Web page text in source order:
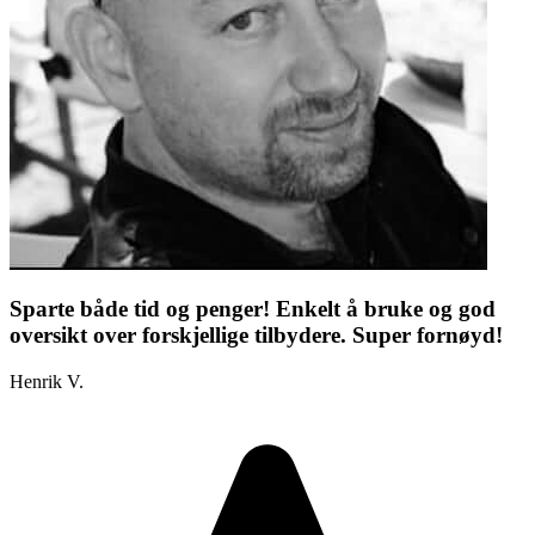
Sparte både tid og penger! Enkelt å bruke og god
oversikt over forskjellige tilbydere. Super fornøyd!
Henrik V.